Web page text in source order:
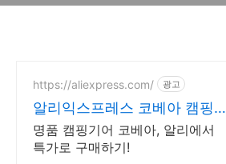
https://aliexpress.com/ 광고
알리익스프레스 코베아 캠핑용
버너 알리에서 할인중
명품 캠핑기어 코베아, 알리에서
특가로 구매하기!